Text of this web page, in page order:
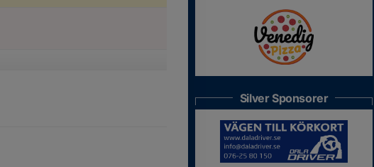
Silver Sponsorer